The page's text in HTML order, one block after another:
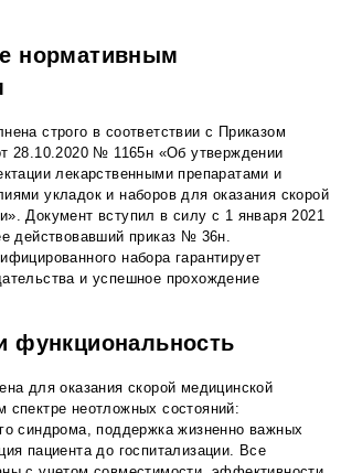
нормативным
строго в соответствии с Приказом
28.10.2020 № 1165н «Об утверждении
лекарственными препаратами и
укладок и наборов для оказания скорой
Документ вступил в силу с 1 января 2021
действовавший приказ № 36н.
набора гарантирует
и успешное прохождение
функциональность
для оказания скорой медицинской
неотложных состояний:
синдрома, поддержка жизненно важных
пациента до госпитализации. Все